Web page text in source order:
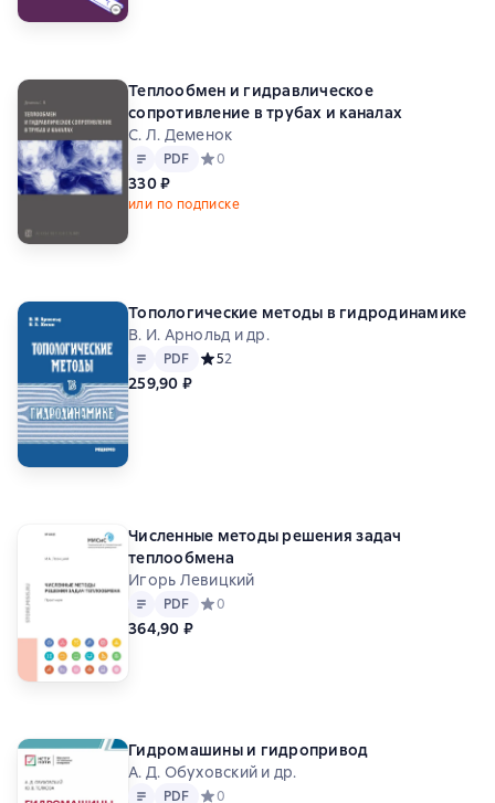
Теплообмен и гидравлическое
сопротивление в трубах и каналах
С. Л. Деменок
Текст PDF
PDF Средний рейтинг 0 на основе 0 оценок
0
330 ₽
или по подписке
Топологические методы в гидродинамике
В. И. Арнольд и др.
Текст PDF
PDF Средний рейтинг 5 на основе 2 оценок
52
259,90 ₽
Численные методы решения задач
теплообмена
Игорь Левицкий
Текст PDF
PDF Средний рейтинг 0 на основе 0 оценок
0
364,90 ₽
Гидромашины и гидропривод
А. Д. Обуховский и др.
Текст PDF
PDF Средний рейтинг 0 на основе 0 оценок
0